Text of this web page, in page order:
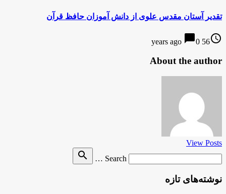
تقدیر آستان مقدس علوی از دانش آموزان حافظ قرآن
access_time
56 years ago
chat_bubble0
About the author
View Posts
Search …
search
نوشته‌های تازه